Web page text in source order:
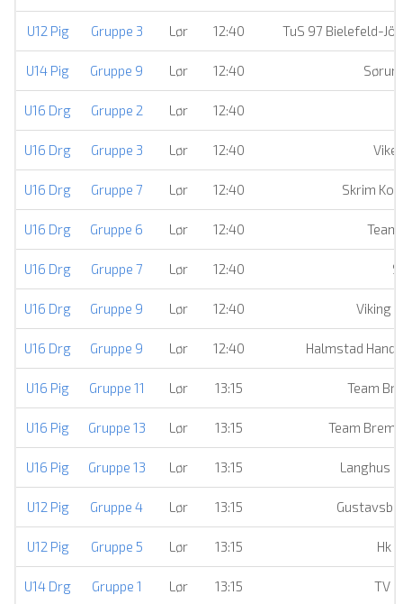
U12 Pig Gruppe 3 Lør 12:40 TuS 97 Bielefeld-
U14 Pig Gruppe 9 Lør 12:40
U16 Drg Gruppe 2 Lør 12:40
U16 Drg Gruppe 3 Lør 12:40
U16 Drg Gruppe 7 Lør 12:40 Skrim
U16 Drg Gruppe 6 Lør 12:40
U16 Drg Gruppe 7 Lør 12:40
U16 Drg Gruppe 9 Lør 12:40 Viking
U16 Drg Gruppe 9 Lør 12:40 Halmstad
U16 Pig Gruppe 11 Lør 13:15 Team
U16 Pig Gruppe 13 Lør 13:15 Team
U16 Pig Gruppe 13 Lør 13:15 Langhus
U12 Pig Gruppe 4 Lør 13:15
U12 Pig Gruppe 5 Lør 13:15 Hk
U14 Drg Gruppe 1 Lør 13:15 TV